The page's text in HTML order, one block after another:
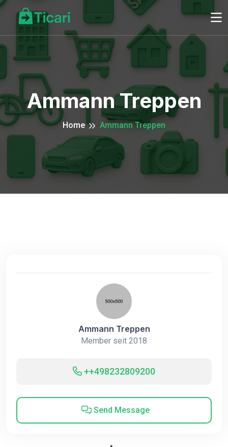
Ammann Treppen
Home Ammann Treppen
Ammann Treppen
Member seit 2018
++498232809200
Send Message